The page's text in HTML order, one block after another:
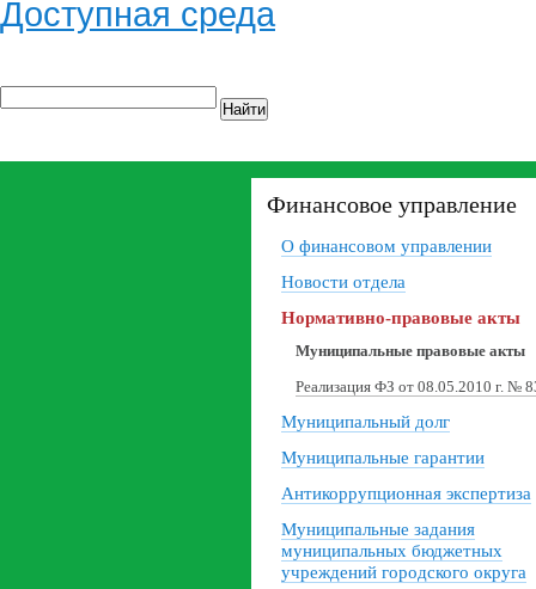
Доступная среда
Найти
Финансовое управление
О финансовом управлении
Новости отдела
Нормативно-правовые акты
Муниципальные правовые акты
Реализация ФЗ от 08.05.2010 г. №
Муниципальный долг
Муниципальные гарантии
Антикоррупционная экспертиза
Муниципальные задания
муниципальных бюджетных
учреждений городского округа